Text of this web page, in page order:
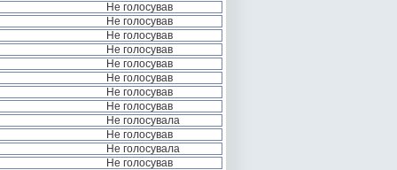
Не голосував
Не голосував
Не голосував
Не голосував
Не голосував
Не голосував
Не голосував
Не голосував
Не голосувала
Не голосував
Не голосувала
Не голосував